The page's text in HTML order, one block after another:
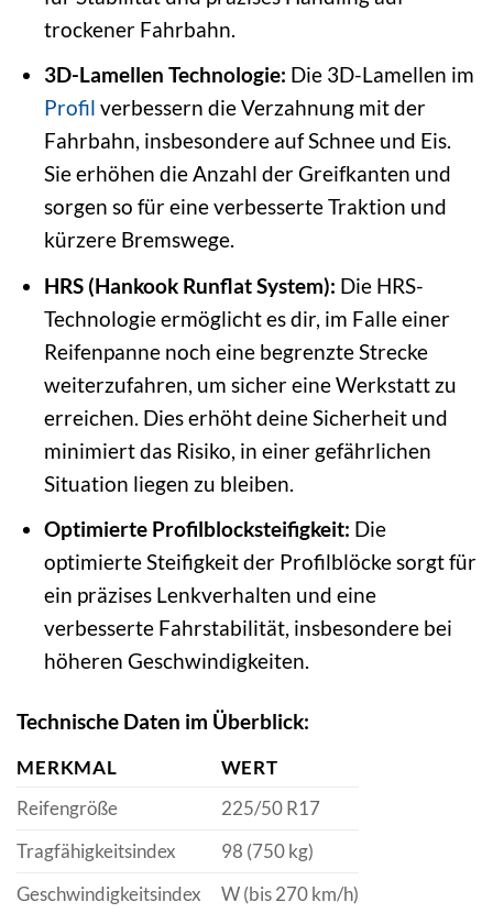
trockener Fahrbahn.
3D-Lamellen Technologie: Die 3D-Lamellen im
Profil verbessern die Verzahnung mit der
Fahrbahn, insbesondere auf Schnee und Eis.
Sie erhöhen die Anzahl der Greifkanten und
sorgen so für eine verbesserte Traktion und
kürzere Bremswege.
HRS (Hankook Runflat System): Die HRS-
Technologie ermöglicht es dir, im Falle einer
Reifenpanne noch eine begrenzte Strecke
weiterzufahren, um sicher eine Werkstatt zu
erreichen. Dies erhöht deine Sicherheit und
minimiert das Risiko, in einer gefährlichen
Situation liegen zu bleiben.
Optimierte Profilblocksteifigkeit: Die
optimierte Steifigkeit der Profilblöcke sorgt für
ein präzises Lenkverhalten und eine
verbesserte Fahrstabilität, insbesondere bei
höheren Geschwindigkeiten.
Technische Daten im Überblick:
MERKMAL
WERT
Reifengröße
225/50 R17
Tragfähigkeitsindex
98 (750 kg)
Geschwindigkeitsindex
W (bis 270 km/h)